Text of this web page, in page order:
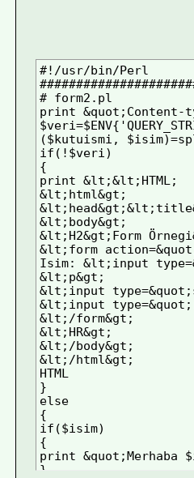
#!/usr/bin/Perl
# form2.pl
print
($kutuismi,
if(!$veri)
{
print &lt;&lt;HTML;
&lt;html&gt;
&lt;body&gt;
&lt;H2&gt;Form
&lt;form
Isim: &lt;input
&lt;p&gt;
&lt;input
&lt;input
&lt;/form&gt;
&lt;HR&gt;
&lt;/body&gt;
&lt;/html&gt;
HTML
}
else
{
if($isim)
{
print &quot;Merhaba
}